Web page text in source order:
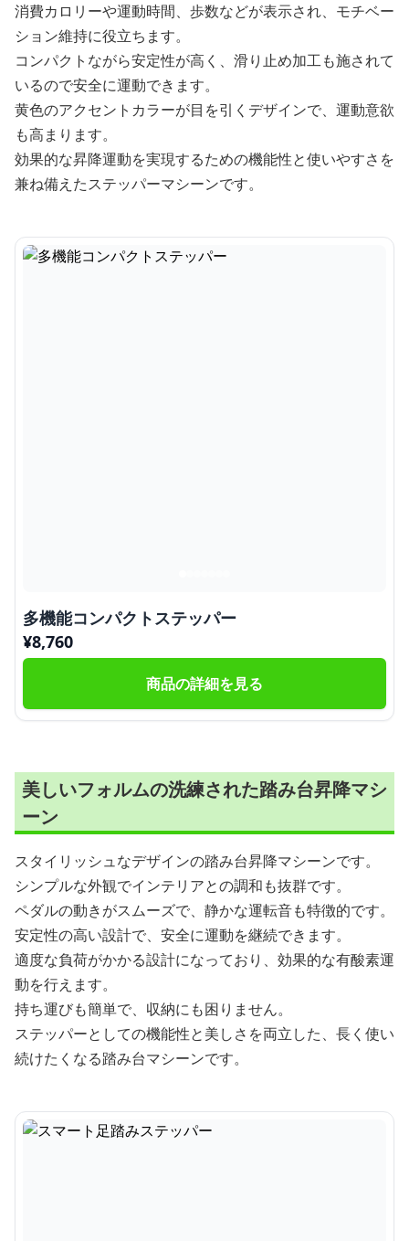
消費カロリーや運動時間、歩数などが表示され、モチベー
ション維持に役立ちます。
コンパクトながら安定性が高く、滑り止め加工も施されて
いるので安全に運動できます。
黄色のアクセントカラーが目を引くデザインで、運動意欲
も高まります。
効果的な昇降運動を実現するための機能性と使いやすさを
兼ね備えたステッパーマシーンです。
多機能コンパクトステッパー
¥8,760
商品の詳細を見る
美しいフォルムの洗練された踏み台昇降マシ
ーン
スタイリッシュなデザインの踏み台昇降マシーンです。
シンプルな外観でインテリアとの調和も抜群です。
ペダルの動きがスムーズで、静かな運転音も特徴的です。
安定性の高い設計で、安全に運動を継続できます。
適度な負荷がかかる設計になっており、効果的な有酸素運
動を行えます。
持ち運びも簡単で、収納にも困りません。
ステッパーとしての機能性と美しさを両立した、長く使い
続けたくなる踏み台マシーンです。